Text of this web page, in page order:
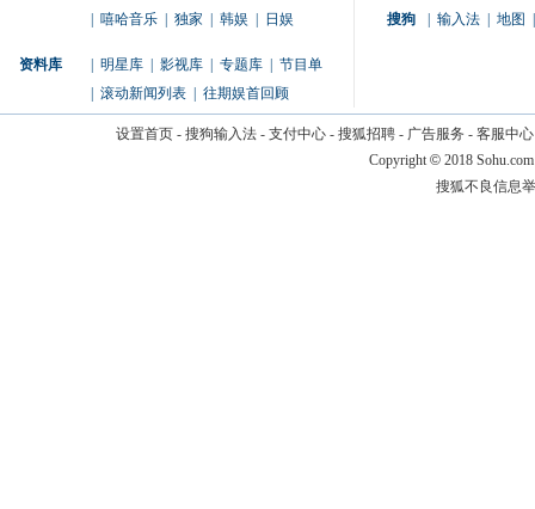
嘻哈音乐 独家 韩娱 日娱
资料库 明星库 影视库 专题库
节目单
滚动新闻列表 往期娱首回顾
搜狗
输入法 地图
设置首页- 搜狗输入法- 支付中心- 搜狐招聘- 广告服务 - 客服中心
Copyright © 2018
搜狐不良信息